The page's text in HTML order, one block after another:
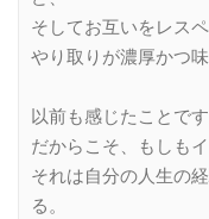
そしてお互いをレス
やり取りが濃厚かつ
以前も感じたことです
だからこそ、もしも
それは自分の人生の
る。